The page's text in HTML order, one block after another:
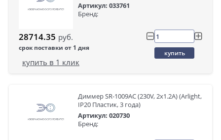
Артикул: 033761
Бренд:
28714.35 руб.
срок поставки от 1 дня
купить
купить в 1 клик
Диммер SR-1009AC (230V, 2x1.2A) (Arlight,
IP20 Пластик, 3 года)
Артикул: 020730
Бренд: